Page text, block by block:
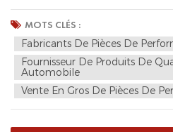
nombreuses marques pour
Cependant, avec la montée en
fabrication aux États-Unis
la plupart des marques de piè...
MOTS CLÉS :
Fabricants De Pièces De
Fournisseur De Produits De
Automobile
Vente En Gros De Pièces De